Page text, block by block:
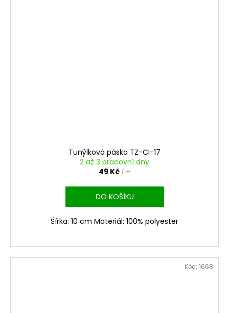
Tunýlková páska TZ-CI-17
2 až 3 pracovní dny
49 Kč / m
DO KOŠÍKU
Šířka: 10 cm Materiál: 100% polyester
Kód: 1668